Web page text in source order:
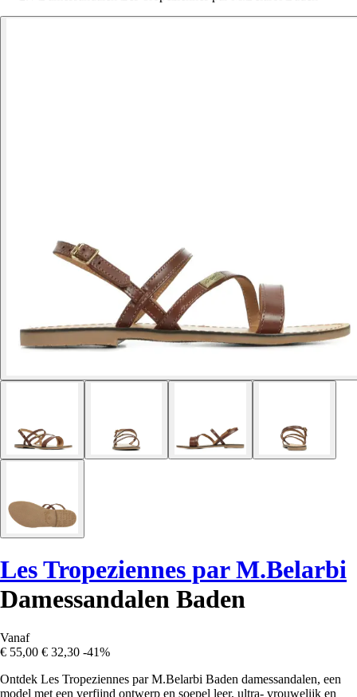
Les Tropeziennes par M.Belarbi
Damessandalen Baden
Vanaf
€ 55,00 € 32,30 -41%
Ontdek Les Tropeziennes par M.Belarbi Baden damessandalen, een
model met een verfijnd ontwerp en soepel leer, ultra- vrouwelijk en